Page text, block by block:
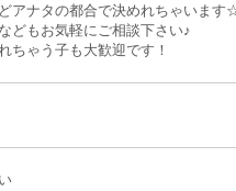
アナタの都合で決めれちゃいます
どもお気軽にご相談下さい♪
ちゃう子も大歓迎です！